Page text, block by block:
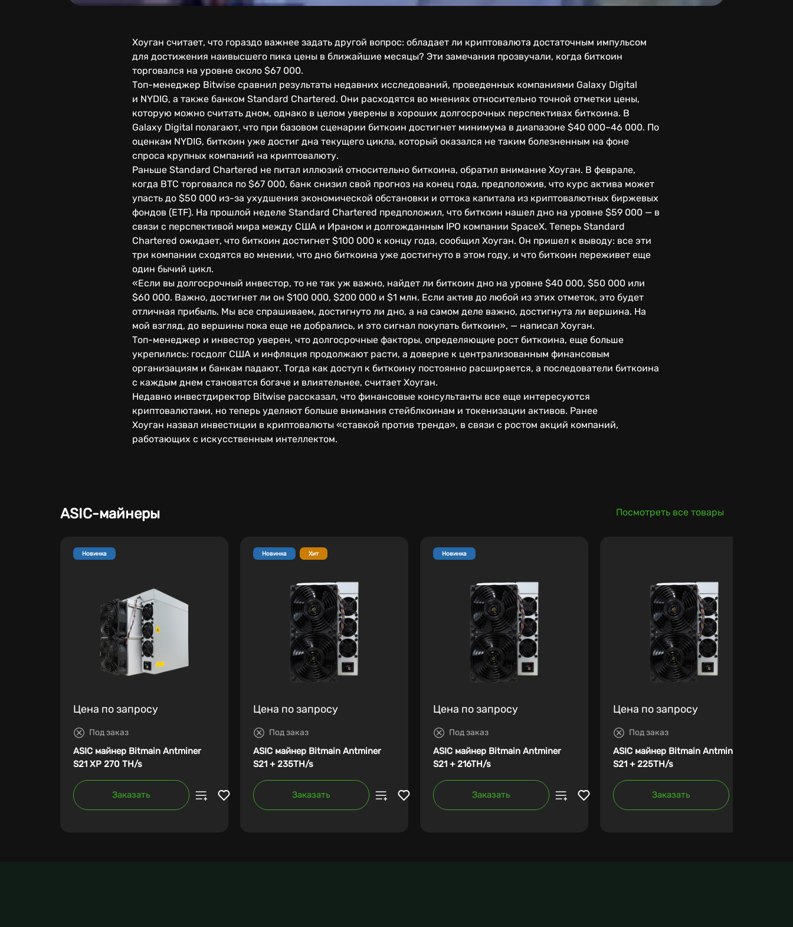
Хоуган считает, что гораздо важнее задать другой вопрос: обладает ли криптовалюта достаточным импульсом
для достижения наивысшего пика цены в ближайшие месяцы? Эти замечания прозвучали, когда биткоин
торговался на уровне около $67 000.
Топ-менеджер Bitwise сравнил результаты недавних исследований, проведенных компаниями Galaxy Digital
и NYDIG, а также банком Standard Chartered. Они расходятся во мнениях относительно точной отметки цены,
которую можно считать дном, однако в целом уверены в хороших долгосрочных перспективах биткоина. В
Galaxy Digital полагают, что при базовом сценарии биткоин достигнет минимума в диапазоне $40 000–46 000. По
оценкам NYDIG, биткоин уже достиг дна текущего цикла, который оказался не таким болезненным на фоне
спроса крупных компаний на криптовалюту.
Раньше Standard Chartered не питал иллюзий относительно биткоина, обратил внимание Хоуган. В феврале,
когда BTC торговался по $67 000, банк снизил свой прогноз на конец года, предположив, что курс актива может
упасть до $50 000 из-за ухудшения экономической обстановки и оттока капитала из криптовалютных биржевых
фондов (ETF). На прошлой неделе Standard Chartered предположил, что биткоин нашел дно на уровне $59 000 — в
связи с перспективой мира между США и Ираном и долгожданным IPO компании SpaceX. Теперь Standard
Chartered ожидает, что биткоин достигнет $100 000 к концу года, сообщил Хоуган. Он пришел к выводу: все эти
три компании сходятся во мнении, что дно биткоина уже достигнуто в этом году, и что биткоин переживет еще
один бычий цикл.
«Если вы долгосрочный инвестор, то не так уж важно, найдет ли биткоин дно на уровне $40 000, $50 000 или
$60 000. Важно, достигнет ли он $100 000, $200 000 и $1 млн. Если актив до любой из этих отметок, это будет
отличная прибыль. Мы все спрашиваем, достигнуто ли дно, а на самом деле важно, достигнута ли вершина. На
мой взгляд, до вершины пока еще не добрались, и это сигнал покупать биткоин», — написал Хоуган.
Топ-менеджер и инвестор уверен, что долгосрочные факторы, определяющие рост биткоина, еще больше
укрепились: госдолг США и инфляция продолжают расти, а доверие к централизованным финансовым
организациям и банкам падают. Тогда как доступ к биткоину постоянно расширяется, а последователи биткоина
с каждым днем ​​становятся богаче и влиятельнее, считает Хоуган.
Недавно инвестдиректор Bitwise рассказал, что финансовые консультанты все еще интересуются
криптовалютами, но теперь уделяют больше внимания стейблкоинам и токенизации активов. Ранее
Хоуган назвал инвестиции в криптовалюты «ставкой против тренда», в связи с ростом акций компаний,
работающих с искусственным интеллектом.
ASIC-майнеры Посмотреть все товары
Новинка
Цена по запросу
Под заказ
ASIC майнер Bitmain Antminer
S21 XP 270 TH/s
Заказать
Новинка Хит
Цена по запросу
Под заказ
ASIC майнер Bitmain Antminer
S21 + 235TH/s
Заказать
Новинка
Цена по запросу
Под заказ
ASIC майнер Bitmain Antminer
S21 + 216TH/s
Заказать
Цена по запросу
Под заказ
ASIC майнер Bitmain Antminer
S21 + 225TH/s
Заказать